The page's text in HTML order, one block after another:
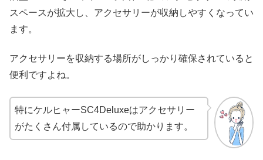
スペースが拡大し、アクセサリーが収納しやすくなってい
ます。
アクセサリーを収納する場所がしっかり確保されていると
便利ですよね。
特にケルヒャーSC4Deluxeはアクセサリー
がたくさん付属しているので助かります。